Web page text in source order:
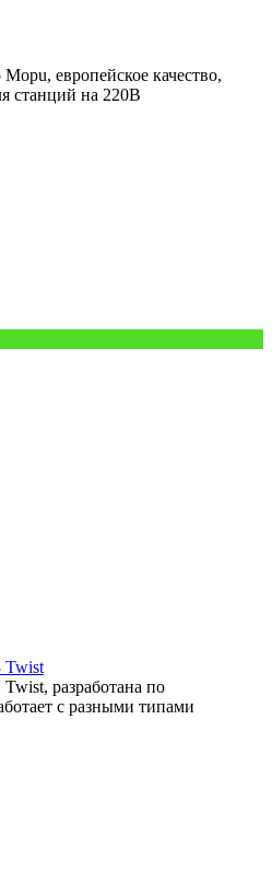
европейское качество,
станций на 220В
Twist
разработана по
с разными типами